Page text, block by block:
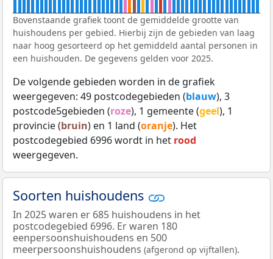
Bovenstaande grafiek toont de gemiddelde grootte van
huishoudens per gebied. Hierbij zijn de gebieden van laag
naar hoog gesorteerd op het gemiddeld aantal personen in
een huishouden. De gegevens gelden voor 2025.
De volgende gebieden worden in de grafiek
weergegeven: 49 postcodegebieden (blauw), 3
postcode5gebieden (roze), 1 gemeente (geel), 1
provincie (bruin) en 1 land (oranje). Het
postcodegebied 6996 wordt in het rood
weergegeven.
Soorten huishoudens
In 2025 waren er 685 huishoudens in het
postcodegebied 6996. Er waren 180
eenpersoonshuishoudens en 500
meerpersoonshuishoudens (afgerond op vijftallen).